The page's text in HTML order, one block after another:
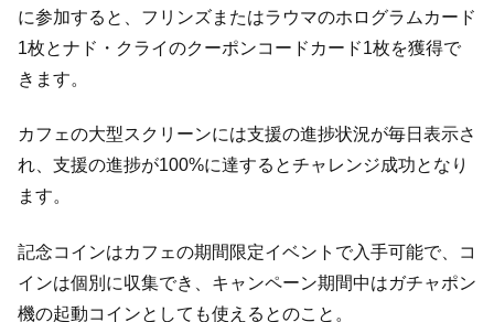
に参加すると、フリンズまたはラウマのホログラムカード
1枚とナド・クライのクーポンコードカード1枚を獲得で
きます。
カフェの大型スクリーンには支援の進捗状況が毎日表示さ
れ、支援の進捗が100%に達するとチャレンジ成功となり
ます。
記念コインはカフェの期間限定イベントで入手可能で、コ
インは個別に収集でき、キャンペーン期間中はガチャポン
機の起動コインとしても使えるとのこと。